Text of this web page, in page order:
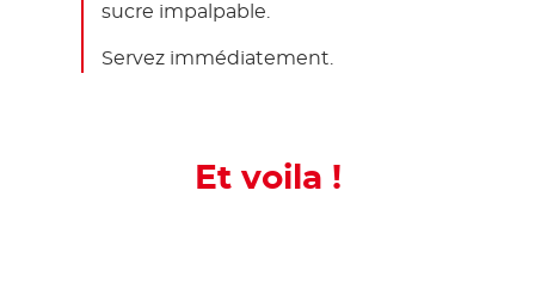
sucre impalpable.
Servez immédiatement.
Et voila !